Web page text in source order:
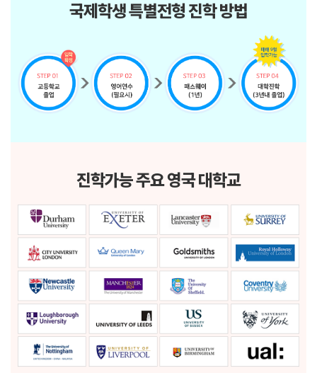
국제학생 특별전형 진학 방법
진학가능 주요 영국 대학교